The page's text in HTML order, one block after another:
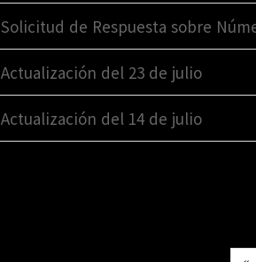
Solicitud de Respuesta sobre
Actualización del 23 de julio
Actualización del 14 de julio